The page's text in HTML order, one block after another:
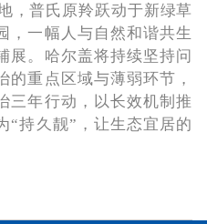
，普氏原羚跃动于新绿草
，一幅人与自然和谐共生
展。哈尔盖将持续坚持问
的重点区域与薄弱环节，
三年行动，以长效机制推
“持久靓”，让生态宜居的